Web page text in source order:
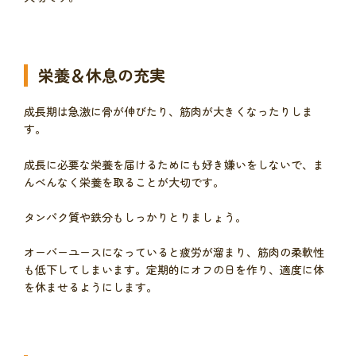
栄養＆休息の充実
成長期は急激に骨が伸びたり、筋肉が大きくなったりしま
す。
成長に必要な栄養を届けるためにも好き嫌いをしないで、ま
んべんなく栄養を取ることが大切です。
タンパク質や鉄分もしっかりとりましょう。
オーバーユースになっていると疲労が溜まり、筋肉の柔軟性
も低下してしまいます。定期的にオフの日を作り、適度に体
を休ませるようにします。